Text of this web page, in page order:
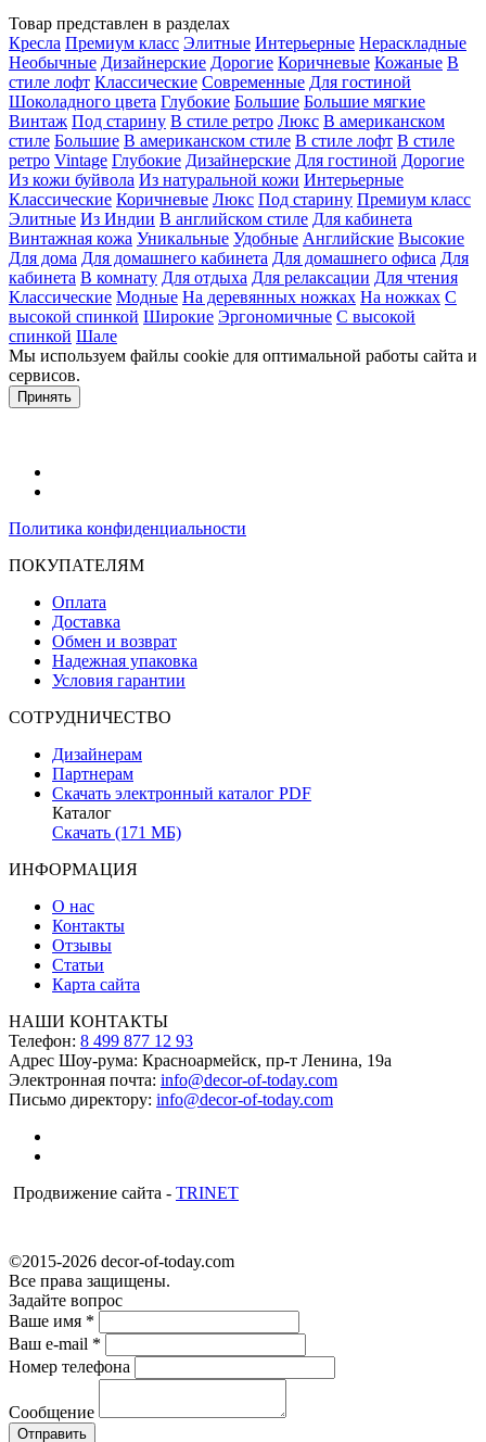
Товар представлен в разделах
Кресла Премиум класс Элитные Интерьерные Нераскладные
Необычные Дизайнерские Дорогие Коричневые Кожаные В
стиле лофт Классические Современные Для гостиной
Шоколадного цвета Глубокие Большие Большие мягкие
Винтаж Под старину В стиле ретро Люкс В американском
стиле Большие В американском стиле В стиле лофт В стиле
ретро Vintage Глубокие Дизайнерские Для гостиной Дорогие
Из кожи буйвола Из натуральной кожи Интерьерные
Классические Коричневые Люкс Под старину Премиум класс
Элитные Из Индии В английском стиле Для кабинета
Винтажная кожа Уникальные Удобные Английские Высокие
Для дома Для домашнего кабинета Для домашнего офиса Для
кабинета В комнату Для отдыха Для релаксации Для чтения
Классические Модные На деревянных ножках На ножках С
высокой спинкой Широкие Эргономичные С высокой
спинкой Шале
Мы используем файлы cookie для оптимальной работы сайта и
сервисов.
Принять
Политика конфиденциальности
ПОКУПАТЕЛЯМ
Оплата
Доставка
Обмен и возврат
Надежная упаковка
Условия гарантии
СОТРУДНИЧЕСТВО
Дизайнерам
Партнерам
Скачать электронный каталог PDF
Каталог
Скачать (171 МБ)
ИНФОРМАЦИЯ
О нас
Контакты
Отзывы
Статьи
Карта сайта
НАШИ КОНТАКТЫ
Телефон: 8 499 877 12 93
Адрес Шоу-рума: Красноармейск, пр-т Ленина, 19а
Электронная почта: info@decor-of-today.com
Письмо директору: info@decor-of-today.com
Продвижение сайта - TRINET
©2015-2026 decor-of-today.com
Все права защищены.
Задайте вопрос
Ваше имя *
Ваш e-mail *
Номер телефона
Сообщение